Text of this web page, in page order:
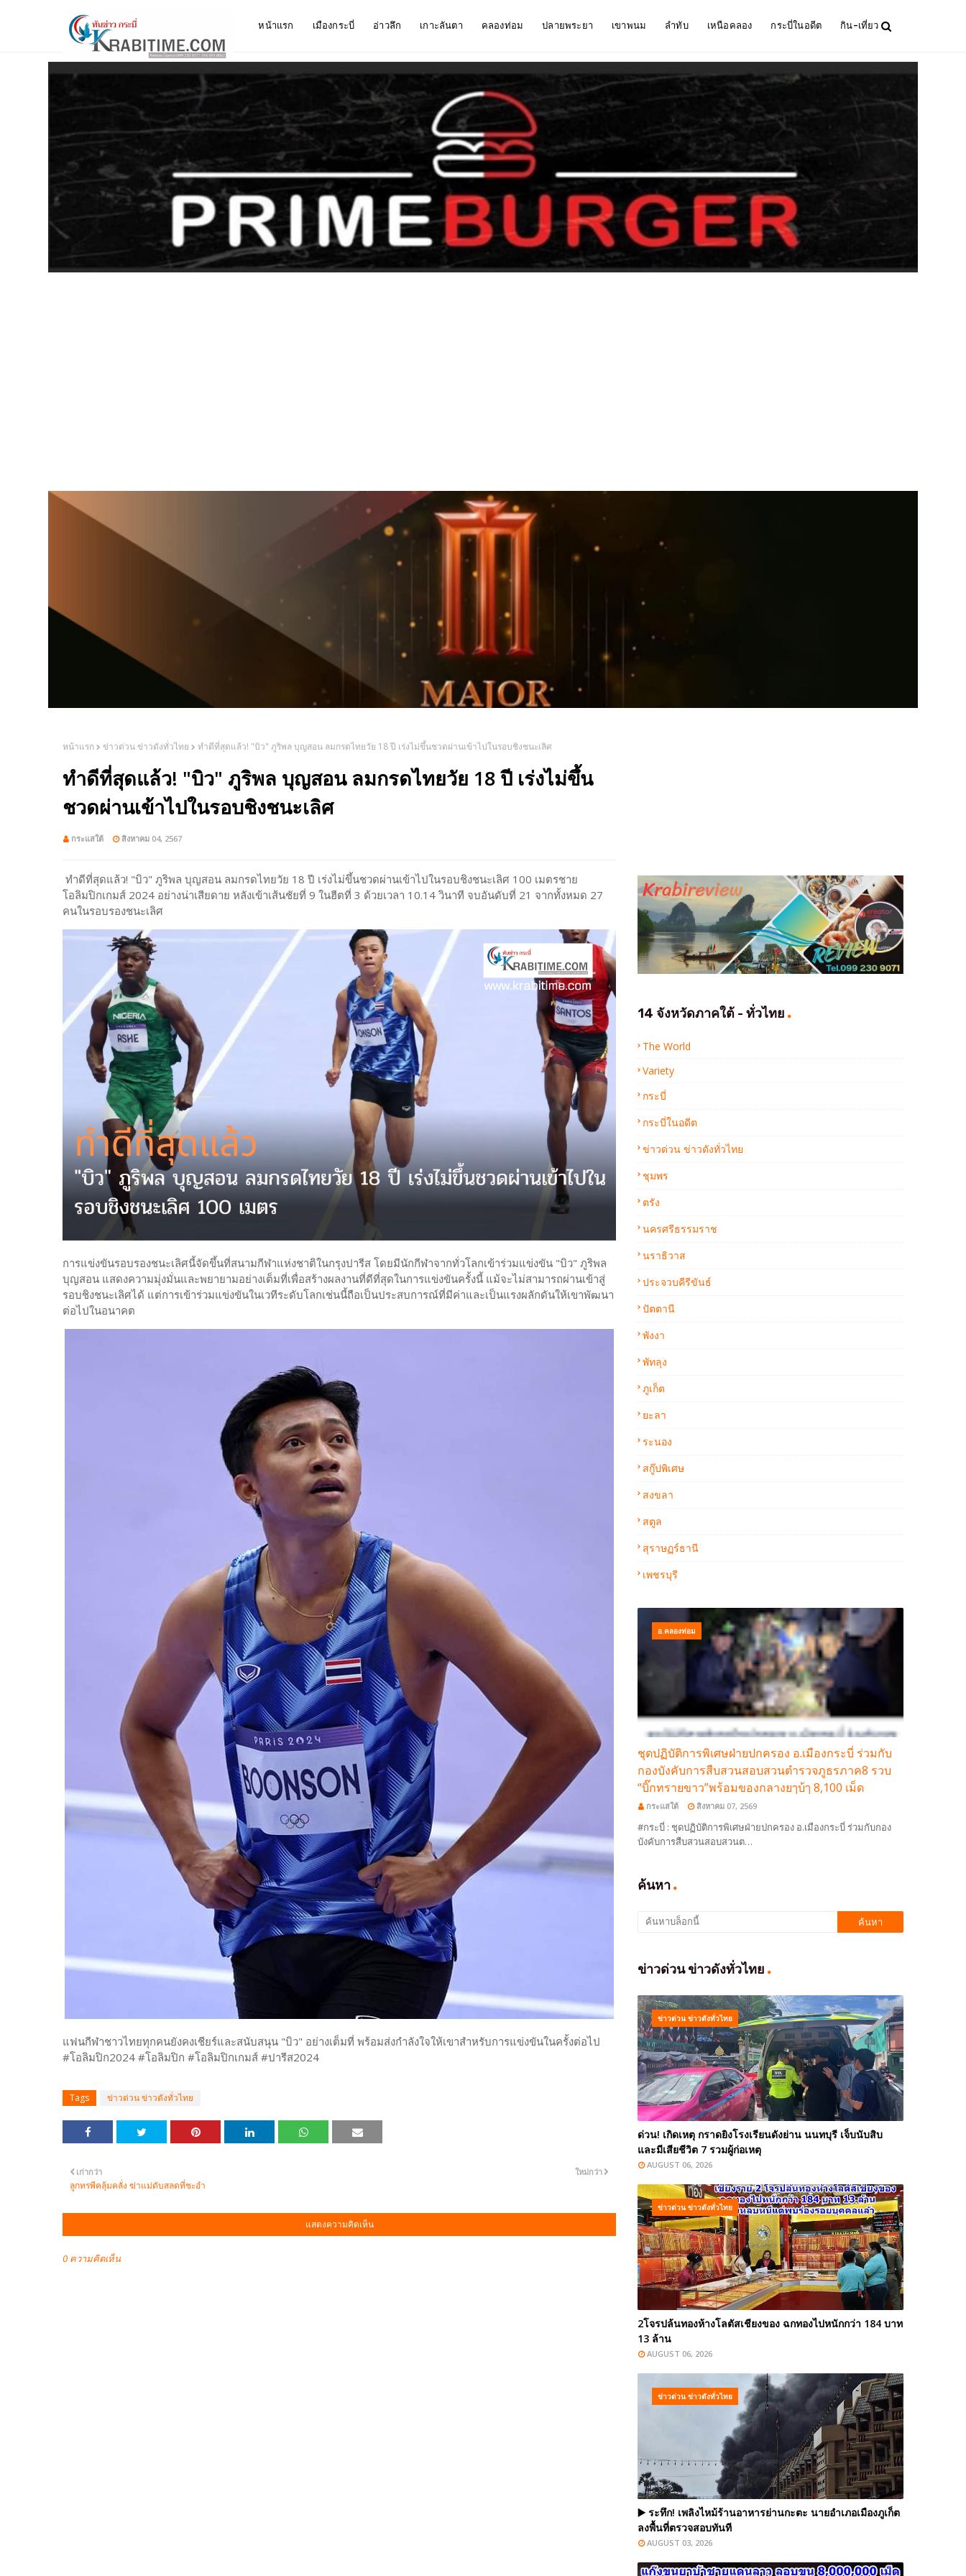
หน้าแรก เมืองกระบี่ อ่าวลึก เกาะลันตา คลองท่อม ปลายพระยา เขาพนม ลำทับ เหนือคลอง กระบี่ในอดีต กิน-เที่ยว
หน้าแรก ข่าวด่วน ข่าวดังทั่วไทย ทำดีที่สุดแล้ว! "บิว" ภูริพล บุญสอน ลมกรดไทยวัย 18 ปี เร่งไม่ขึ้นชวดผ่านเข้าไปในรอบชิงชนะเลิศ
ทำดีที่สุดแล้ว! "บิว" ภูริพล บุญสอน ลมกรดไทยวัย 18 ปี เร่งไม่ขึ้น
ชวดผ่านเข้าไปในรอบชิงชนะเลิศ
กระแสใต้ สิงหาคม 04, 2567
ทำดีที่สุดแล้ว! "บิว" ภูริพล บุญสอน ลมกรดไทยวัย 18 ปี เร่งไม่ขึ้นชวดผ่านเข้าไปในรอบชิงชนะเลิศ 100 เมตรชาย
โอลิมปิกเกมส์ 2024 อย่างน่าเสียดาย หลังเข้าเส้นชัยที่ 9 ในฮีตที่ 3 ด้วยเวลา 10.14 วินาที จบอันดับที่ 21 จากทั้งหมด 27
คนในรอบรองชนะเลิศ
การแข่งขันรอบรองชนะเลิศนี้จัดขึ้นที่สนามกีฬาแห่งชาติในกรุงปารีส โดยมีนักกีฬาจากทั่วโลกเข้าร่วมแข่งขัน "บิว" ภูริพล
บุญสอน แสดงความมุ่งมั่นและพยายามอย่างเต็มที่เพื่อสร้างผลงานที่ดีที่สุดในการแข่งขันครั้งนี้ แม้จะไม่สามารถผ่านเข้าสู่
รอบชิงชนะเลิศได้ แต่การเข้าร่วมแข่งขันในเวทีระดับโลกเช่นนี้ถือเป็นประสบการณ์ที่มีค่าและเป็นแรงผลักดันให้เขาพัฒนา
ต่อไปในอนาคต
แฟนกีฬาชาวไทยทุกคนยังคงเชียร์และสนับสนุน "บิว" อย่างเต็มที่ พร้อมส่งกำลังใจให้เขาสำหรับการแข่งขันในครั้งต่อไป
#โอลิมปิก2024 #โอลิมปิก #โอลิมปิกเกมส์ #ปารีส2024
Tags ข่าวด่วน ข่าวดังทั่วไทย
ใหม่กว่า
เก่ากว่า
ลูกทรพีคลุ้มคลั่ง ฆ่าแม่ดับสลดที่ชะอำ
แสดงความคิดเห็น
0 ความคิดเห็น
14 จังหวัดภาคใต้ - ทั่วไทย
The World
Variety
กระบี่
กระบี่ในอดีต
ข่าวด่วน ข่าวดังทั่วไทย
ชุมพร
ตรัง
นครศรีธรรมราช
นราธิวาส
ประจวบคีรีขันธ์
ปัตตานี
พังงา
พัทลุง
ภูเก็ต
ยะลา
ระนอง
สกู๊ปพิเศษ
สงขลา
สตูล
สุราษฏร์ธานี
เพชรบุรี
อ.คลองท่อม
ชุดปฏิบัติการพิเศษฝ่ายปกครอง อ.เมืองกระบี่ ร่วมกับ
กองบังคับการสืบสวนสอบสวนตำรวจภูธรภาค8 รวบ
“บิ๊กทรายขาว”พร้อมของกลางยๅบ้ๅ 8,100 เม็ด
กระแสใต้ สิงหาคม 07, 2569
#กระบี่ : ชุดปฏิบัติการพิเศษฝ่ายปกครอง อ.เมืองกระบี่ ร่วมกับกอง
บังคับการสืบสวนสอบสวนต…
ค้นหา
ข่าวด่วน ข่าวดังทั่วไทย
ข่าวด่วน ข่าวดังทั่วไทย
ด่วน! เกิดเหตุ กราดยิงโรงเรียนดังย่าน นนทบุรี เจ็บนับสิบ
และมีเสียชีวิต 7 รวมผู้ก่อเหตุ
AUGUST 06, 2026
ข่าวด่วน ข่าวดังทั่วไทย
2โจรปล้นทองห้างโลตัสเชียงของ ฉกทองไปหนักกว่า 184 บาท
13 ล้าน
AUGUST 06, 2026
ข่าวด่วน ข่าวดังทั่วไทย
▶️ ระทึก! เพลิงไหม้ร้านอาหารย่านกะตะ นายอำเภอเมืองภูเก็ต
ลงพื้นที่ตรวจสอบทันที
AUGUST 03, 2026